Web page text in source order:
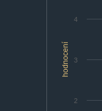
hodnocení
2
3
4